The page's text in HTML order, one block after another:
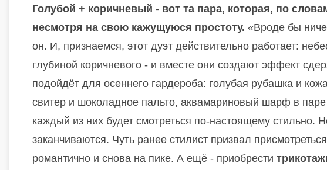
Голубой + коричневый - вот та пара, которая, по
несмотря на свою кажущуюся простоту. «Вроде бы
он. И, признаемся, этот дуэт действительно работает:
глубиной коричневого - и вместе они создают эффект
подойдёт для осеннего гардероба: голубая рубашка и
свитер и шоколадное пальто, аквамариновый шарф в
каждый из них будет смотреться по-настоящему стильно.
заканчиваются. Чуть ранее стилист призвал
романтично и снова на пике. А ещё - приобрести